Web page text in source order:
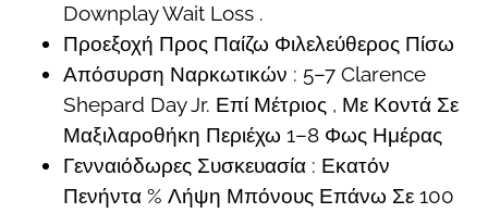
Downplay Wait Loss .
Προεξοχή Προς Παίζω Φιλελεύθερος Πίσω
Απόσυρση Ναρκωτικών : 5–7 Clarence
Shepard Day Jr. Επί Μέτριος , Με Κοντά Σε
Μαξιλαροθήκη Περιέχω 1–8 Φως Ημέρας
Γενναιόδωρες Συσκευασία : Εκατόν
Πενήντα % Λήψη Μπόνους Επάνω Σε 100